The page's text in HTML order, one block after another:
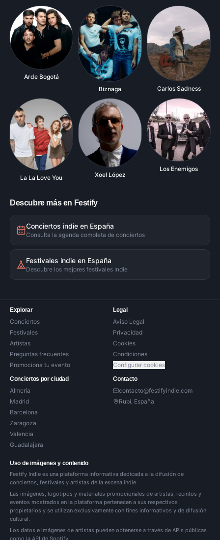
Arde Bogotá
Biznaga
Carlos Sadness
La La Love You Xoel López
Los Enemigos
Descubre más en Festify
Conciertos indie en España
Consulta la agenda completa de conciertos
Festivales indie en España
Descubre los mejores festivales indie
Explorar
Conciertos
Festivales
Artistas
Preguntas frecuentes
Promociona tu evento
Legal
Aviso Legal
Privacidad
Cookies
Condiciones
Configurar cookies
Conciertos por ciudad
Almería
Madrid
Barcelona
Zaragoza
Valencia
Guadalajara
Contacto
contacto@festifyindie.com
Rubí, España
Uso de imágenes y contenido
Festify Indie es una plataforma informativa dedicada a la difusión de
conciertos, festivales y artistas de la escena indie.
Las imágenes, logotipos y materiales promocionales de artistas, recintos y
eventos mostrados en la plataforma pertenecen a sus respectivos
propietarios y se utilizan exclusivamente con fines informativos y de difusión
cultural.
Los datos e imágenes de artistas pueden obtenerse a través de APIs públicas